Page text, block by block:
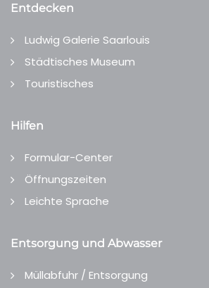
Entdecken
Ludwig Galerie Saarlouis
Städtisches Museum
Touristisches
Hilfen
Formular-Center
Öffnungszeiten
Leichte Sprache
Entsorgung und Abwasser
Müllabfuhr / Entsorgung